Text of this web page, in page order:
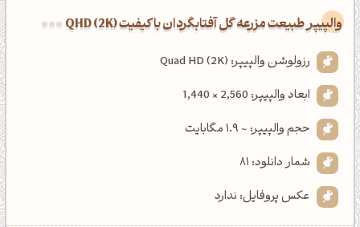
والپیپر طبیعت مزرعه گل آفتابگردان با کیفیت QHD (2K)
رزولوشن والپیپر: Quad HD (2K)
ابعاد والپیپر: 2,560 × 1,440
حجم والپیپر: ~ 1.9 مگابایت
شمار دانلود: 81
عکس پروفایل: ندارد